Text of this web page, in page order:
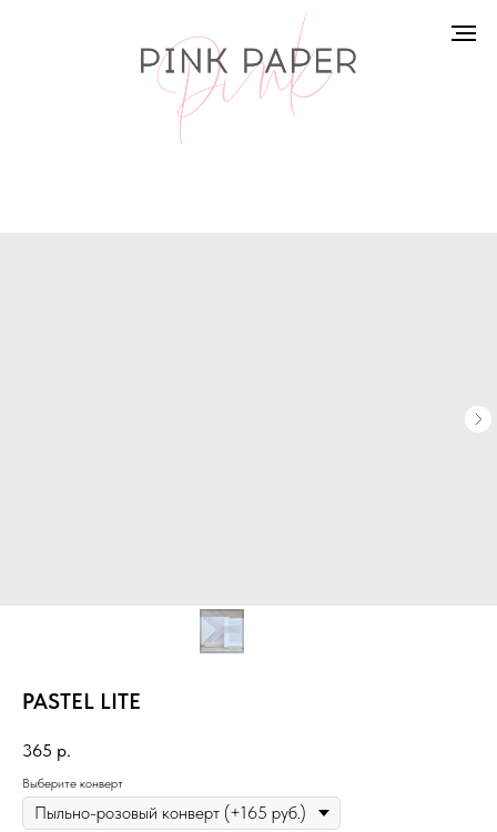
PASTEL LITE
365 р.
Выберите конверт